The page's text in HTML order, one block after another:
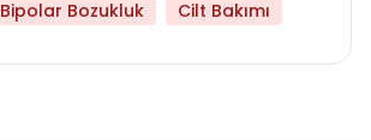
Bipolar Bozukluk Cilt Bakımı